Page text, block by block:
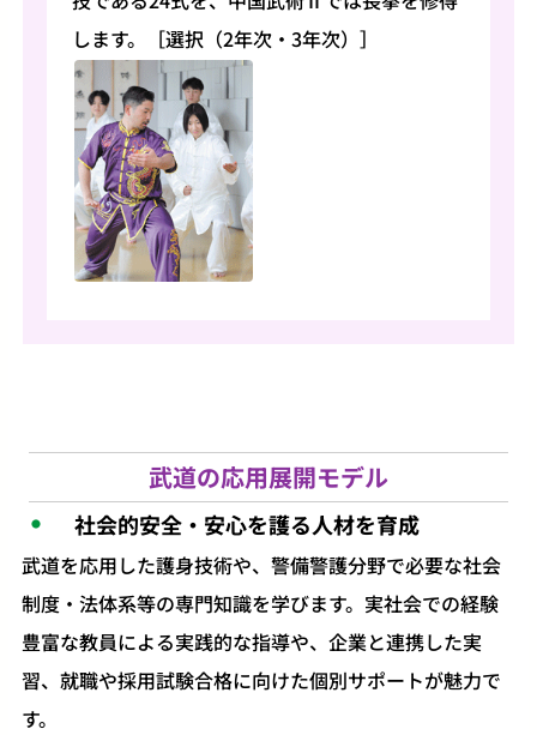
します。［選択（2年次・3年次）］
武道の応用展開モデル
社会的安全・安心を護る人材を育成
武道を応用した護身技術や、警備警護分野で必要な社会
制度・法体系等の専門知識を学びます。実社会での経験
豊富な教員による実践的な指導や、企業と連携した実
習、就職や採用試験合格に向けた個別サポートが魅力で
す。